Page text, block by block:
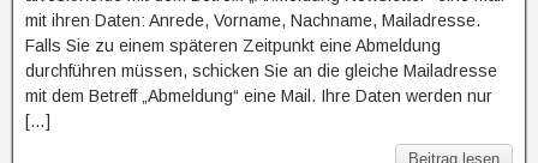
mit ihren Daten: Anrede, Vorname, Nachname, Mailadresse.
Falls Sie zu einem späteren Zeitpunkt eine Abmeldung
durchführen müssen, schicken Sie an die gleiche Mailadresse
mit dem Betreff „Abmeldung“ eine Mail. Ihre Daten werden nur
[…]
Beitrag lesen